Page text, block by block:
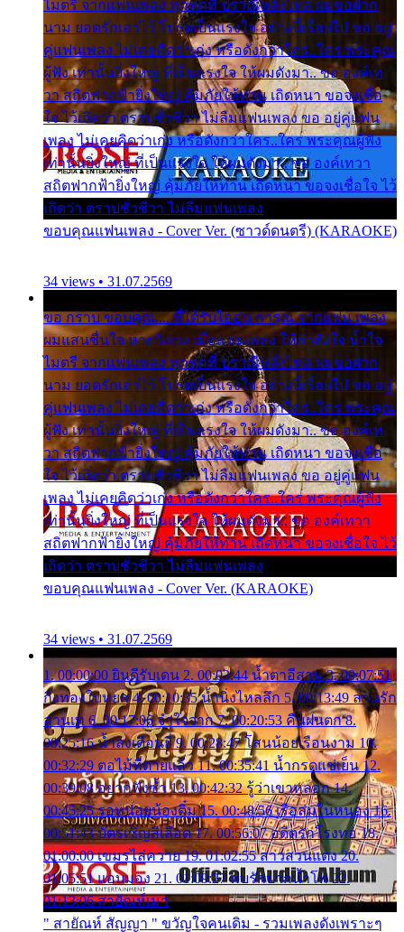
ไมตรี จากแฟนเพลง ทุกทุกที่ ปราณีหลั่งไหล ผมขอฝาก
นาม ยอดรักเอาไว้ โปรดเป็นแรงใจ อย่างนี้เรื่อยไป ขอ อยู่
คู่แฟนเพลง ไม่เคยคิดว่าเก่ง หรือดังกว่าใคร..ใคร พระคุณ
ผู้ฟัง เท่านั้นยิ่งใหญ่ ที่เป็นแรงใจ ให้ผมดังมา.. ขอ องค์เท
วา สถิตฟากฟ้ายิ่งใหญ่ คุ้มภัยให้ท่าน เถิดหนา ขอจงเชื่อ
ใจ ไว้เถิดว่า ตราบชั่วชีวา ไม่ลืมแฟนเพลง ขอ อยู่คู่แฟน
เพลง ไม่เคยคิดว่าเก่ง หรือดังกว่าใคร..ใคร พระคุณผู้ฟัง
เท่านั้นยิ่งใหญ่ ที่เป็นแรงใจ ให้ผมดังมา.. ขอ องค์เทวา
สถิตฟากฟ้ายิ่งใหญ่ คุ้มภัยให้ท่าน เถิดหนา ขอจงเชื่อใจ ไว้
เถิดว่า ตราบชั่วชีวา ไม่ลืมแฟนเพลง
ขอบคุณแฟนเพลง - Cover Ver. (ซาวด์ดนตรี) (KARAOKE)
34 views • 31.07.2569
ขอ กราบ ขอบคุณ.... ที่ได้รับไออุ่น การุณ จากแฟน เพลง
ผมแสนชื่นใจ หายวังเวง เมื่อแฟนเพลง ให้กำลังใจ น้ำใจ
ไมตรี จากแฟนเพลง ทุกทุกที่ ปราณีหลั่งไหล ผมขอฝาก
นาม ยอดรักเอาไว้ โปรดเป็นแรงใจ อย่างนี้เรื่อยไป ขอ อยู่
คู่แฟนเพลง ไม่เคยคิดว่าเก่ง หรือดังกว่าใคร..ใคร พระคุณ
ผู้ฟัง เท่านั้นยิ่งใหญ่ ที่เป็นแรงใจ ให้ผมดังมา.. ขอ องค์เท
วา สถิตฟากฟ้ายิ่งใหญ่ คุ้มภัยให้ท่าน เถิดหนา ขอจงเชื่อ
ใจ ไว้เถิดว่า ตราบชั่วชีวา ไม่ลืมแฟนเพลง ขอ อยู่คู่แฟน
เพลง ไม่เคยคิดว่าเก่ง หรือดังกว่าใคร..ใคร พระคุณผู้ฟัง
เท่านั้นยิ่งใหญ่ ที่เป็นแรงใจ ให้ผมดังมา.. ขอ องค์เทวา
สถิตฟากฟ้ายิ่งใหญ่ คุ้มภัยให้ท่าน เถิดหนา ขอจงเชื่อใจ ไว้
เถิดว่า ตราบชั่วชีวา ไม่ลืมแฟนเพลง
ขอบคุณแฟนเพลง - Cover Ver. (KARAOKE)
34 views • 31.07.2569
1. 00:00:00 ยินดีรับเดน 2. 00:03:44 น้ำตาอีสาน 3. 00:07:51
กิ่งทองใบหยก 4. 00:10:35 น้ำนิ่งไหลลึก 5. 00:13:49 ลานรัก
ลานเท 6. 00:17:06 จำใจจาก 7. 00:20:53 คืนฝนตก 8.
00:25:16 น้ำลงเดือนยี่ 9. 00:28:47 โสนน้อยเรือนงาม 10.
00:32:29 ตอไม้ที่ตายแล้ว 11. 00:35:41 น้ำกรดแช่เย็น 12.
00:39:08 อยากฟังซ้ำ 13. 00:42:32 รู้ว่าเขาหลอก 14.
00:45:25 รอหน่อยน้องติ๋ม 15. 00:48:56 เรือล่มในหนอง 16.
00:51:43 บัตรเชิญสีเลือด 17. 00:56:07 อดีตรักโรงทอ 18.
01:00:00 เขมรไล่ควาย 19. 01:02:55 สาวสวนแตง 20.
01:05:51 แอบมอง 21. 01:09:27 พบรักปากน้ำโพ 22.
01:13:06 สายัณห์เมา
" สายัณห์ สัญญา " ขวัญใจคนเดิม - รวมเพลงดังเพราะๆ